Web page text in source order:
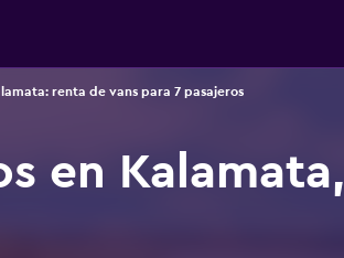
renta de vans para 7 pasajeros
en Kalamata,